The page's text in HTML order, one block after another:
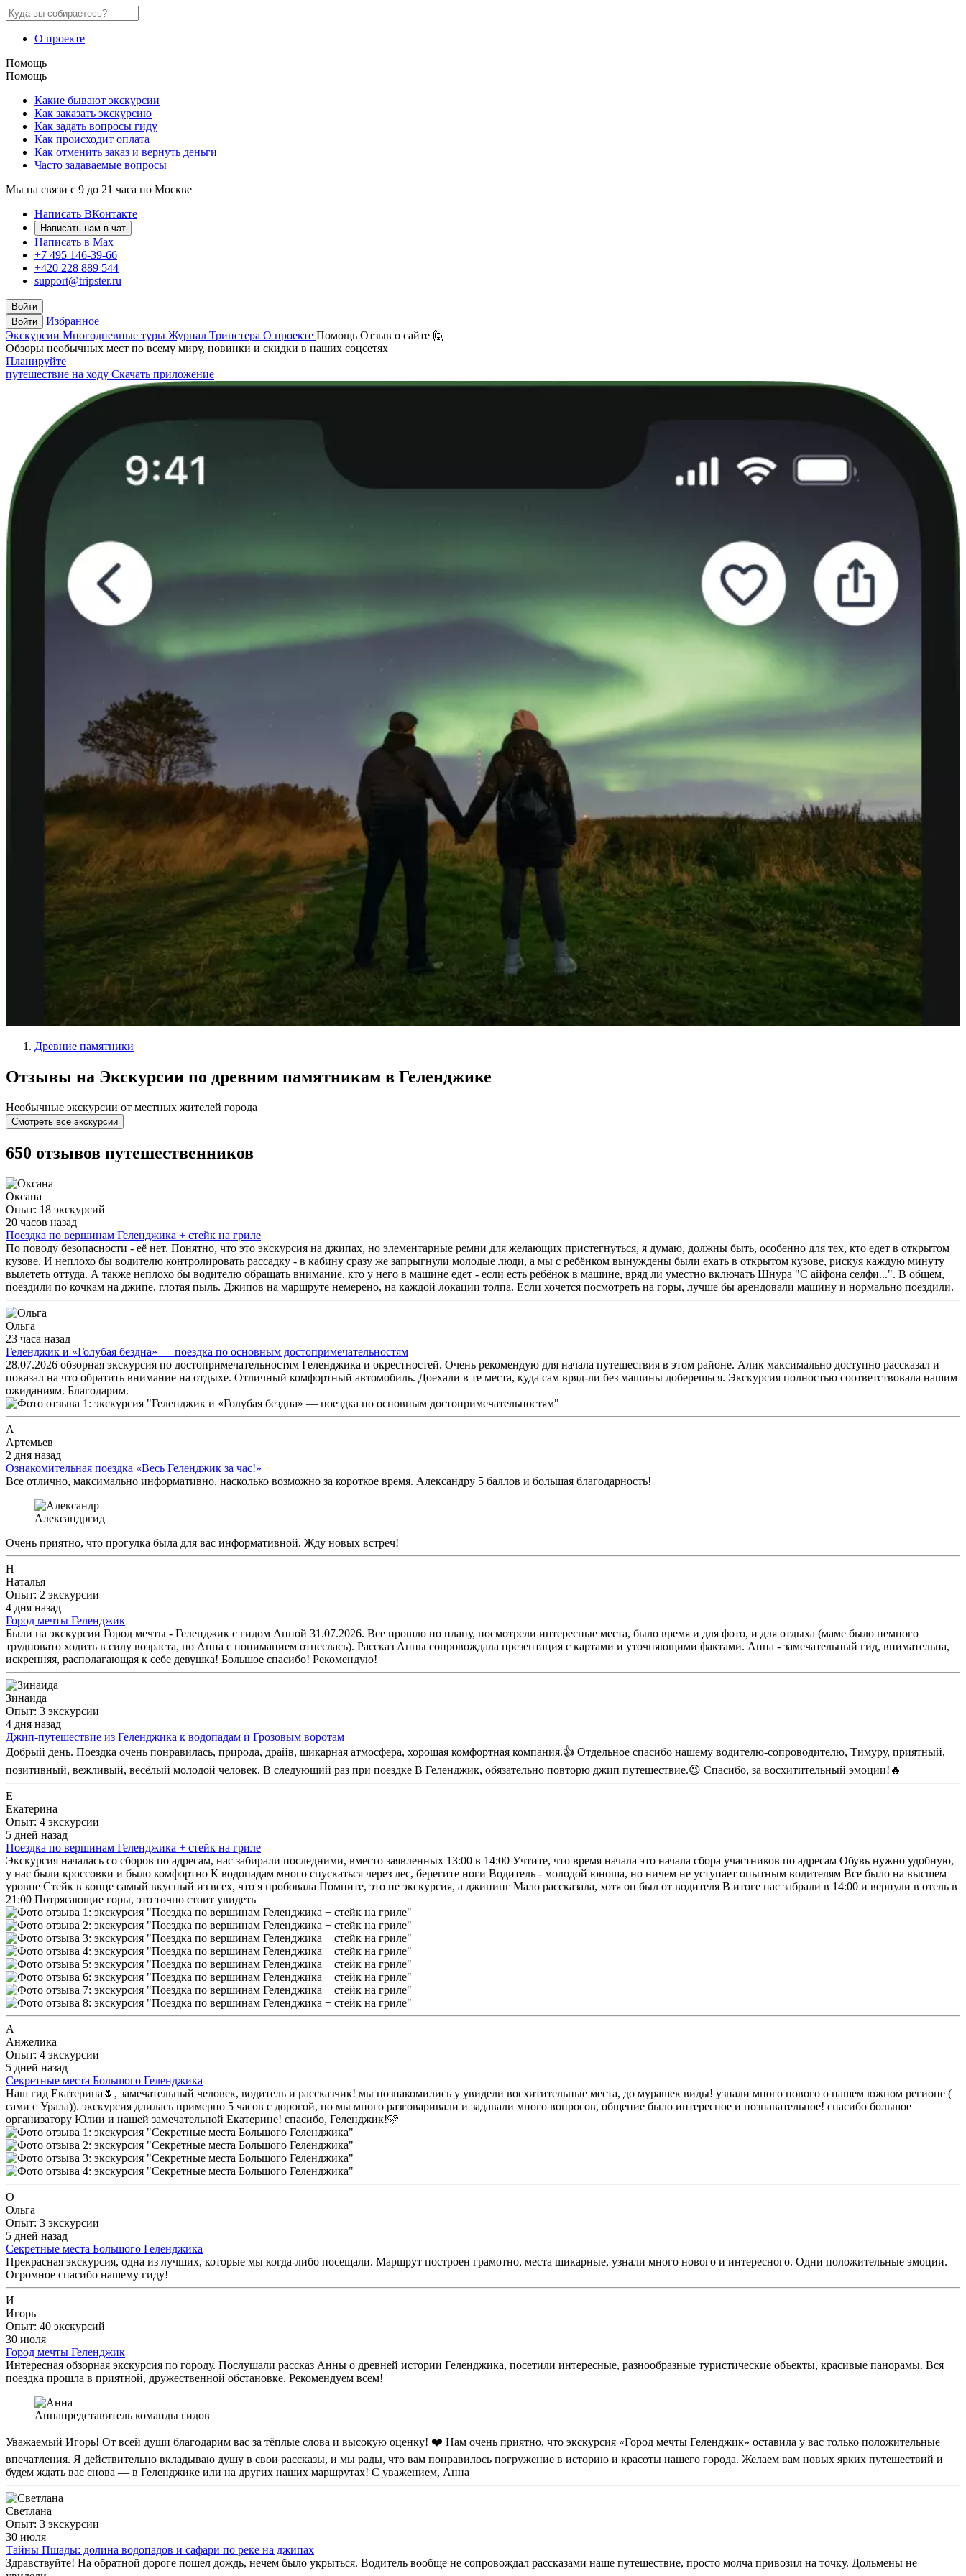
О проекте
Помощь
Помощь
Какие бывают экскурсии
Как заказать экскурсию
Как задать вопросы гиду
Как происходит оплата
Как отменить заказ и вернуть деньги
Часто задаваемые вопросы
Мы на связи с 9 до 21 часа по Москве
Написать ВКонтакте
Написать нам в чат
Написать в Max
+7 495 146-39-66
+420 228 889 544
support@tripster.ru
Войти
Войти
Избранное
Экскурсии Многодневные туры Журнал Трипстера О проекте Помощь Отзыв о сайте 🙋
Обзоры необычных мест по всему миру, новинки и скидки в наших соцсетях
Планируйте
путешествие на ходу Скачать приложение
Древние памятники
Отзывы на Экскурсии по древним памятникам в Геленджике
Необычные экскурсии от местных жителей города
Смотреть все экскурсии
650 отзывов путешественников
Оксана
Опыт: 18 экскурсий
20 часов назад
Поездка по вершинам Геленджика + стейк на гриле
По поводу безопасности - её нет. Понятно, что это экскурсия на джипах, но элементарные ремни для желающих пристегнуться, я думаю, должны быть, особенно для тех, кто едет в открытом
кузове. И неплохо бы водителю контролировать рассадку - в кабину сразу же запрыгнули молодые люди, а мы с ребёнком вынуждены были ехать в открытом кузове, рискуя каждую минуту
вылететь оттуда. А также неплохо бы водителю обращать внимание, кто у него в машине едет - если есть ребёнок в машине, вряд ли уместно включать Шнура "С айфона селфи...". В общем,
поездили по кочкам на джипе, глотая пыль. Джипов на маршруте немерено, на каждой локации толпа. Если хочется посмотреть на горы, лучше бы арендовали машину и нормально поездили.
Ольга
23 часа назад
Геленджик и «Голубая бездна» — поездка по основным достопримечательностям
28.07.2026 обзорная экскурсия по достопримечательностям Геленджика и окрестностей. Очень рекомендую для начала путешествия в этом районе. Алик максимально доступно рассказал и
показал на что обратить внимание на отдыхе. Отличный комфортный автомобиль. Доехали в те места, куда сам вряд-ли без машины доберешься. Экскурсия полностью соответствовала нашим
ожиданиям. Благодарим.
А
Артемьев
2 дня назад
Ознакомительная поездка «Весь Геленджик за час!»
Все отлично, максимально информативно, насколько возможно за короткое время. Александру 5 баллов и большая благодарность!
Александргид
Очень приятно, что прогулка была для вас информативной. Жду новых встреч!
Н
Наталья
Опыт: 2 экскурсии
4 дня назад
Город мечты Геленджик
Были на экскурсии Город мечты - Геленджик с гидом Анной 31.07.2026. Все прошло по плану, посмотрели интересные места, было время и для фото, и для отдыха (маме было немного
трудновато ходить в силу возраста, но Анна с пониманием отнеслась). Рассказ Анны сопровождала презентация с картами и уточняющими фактами. Анна - замечательный гид, внимательна,
искренняя, располагающая к себе девушка! Большое спасибо! Рекомендую!
Зинаида
Опыт: 3 экскурсии
4 дня назад
Джип-путешествие из Геленджика к водопадам и Грозовым воротам
Добрый день. Поездка очень понравилась, природа, драйв, шикарная атмосфера, хорошая комфортная компания.👍 Отдельное спасибо нашему водителю-сопроводителю, Тимуру, приятный,
позитивный, вежливый, весёлый молодой человек. В следующий раз при поездке В Геленджик, обязательно повторю джип путешествие.😉 Спасибо, за восхитительный эмоции!🔥
Е
Екатерина
Опыт: 4 экскурсии
5 дней назад
Поездка по вершинам Геленджика + стейк на гриле
Экскурсия началась со сборов по адресам, нас забирали последними, вместо заявленных 13:00 в 14:00 Учтите, что время начала это начала сбора участников по адресам Обувь нужно удобную,
у нас были кроссовки и было комфортно К водопадам много спускаться через лес, берегите ноги Водитель - молодой юноша, но ничем не уступает опытным водителям Все было на высшем
уровне Стейк в конце самый вкусный из всех, что я пробовала Помните, это не экскурсия, а джипинг Мало рассказала, хотя он был от водителя В итоге нас забрали в 14:00 и вернули в отель в
21:00 Потрясающие горы, это точно стоит увидеть
А
Анжелика
Опыт: 4 экскурсии
5 дней назад
Секретные места Большого Геленджика
Наш гид Екатерина🌷, замечательный человек, водитель и рассказчик! мы познакомились у увидели восхитительные места, до мурашек виды! узнали много нового о нашем южном регионе (
сами с Урала)). экскурсия длилась примерно 5 часов с дорогой, но мы много разговаривали и задавали много вопросов, общение было интересное и познавательное! спасибо большое
организатору Юлии и нашей замечательной Екатерине! спасибо, Геленджик!🩷
О
Ольга
Опыт: 3 экскурсии
5 дней назад
Секретные места Большого Геленджика
Прекрасная экскурсия, одна из лучших, которые мы когда-либо посещали. Маршрут построен грамотно, места шикарные, узнали много нового и интересного. Одни положительные эмоции.
Огромное спасибо нашему гиду!
И
Игорь
Опыт: 40 экскурсий
30 июля
Город мечты Геленджик
Интересная обзорная экскурсия по городу. Послушали рассказ Анны о древней истории Геленджика, посетили интересные, разнообразные туристические объекты, красивые панорамы. Вся
поездка прошла в приятной, дружественной обстановке. Рекомендуем всем!
Аннапредставитель команды гидов
Уважаемый Игорь! От всей души благодарим вас за тёплые слова и высокую оценку! ❤️ Нам очень приятно, что экскурсия «Город мечты Геленджик» оставила у вас только положительные
впечатления. Я действительно вкладываю душу в свои рассказы, и мы рады, что вам понравилось погружение в историю и красоты нашего города. Желаем вам новых ярких путешествий и
будем ждать вас снова — в Геленджике или на других наших маршрутах! С уважением, Анна
Светлана
Опыт: 3 экскурсии
30 июля
Тайны Пшады: долина водопадов и сафари по реке на джипах
Здравствуйте! На обратной дороге пошел дождь, нечем было укрыться. Водитель вообще не сопровождал рассказами наше путешествие, просто молча привозил на точку. Дольмены не